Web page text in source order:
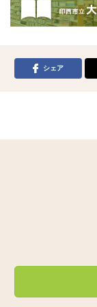
シェア